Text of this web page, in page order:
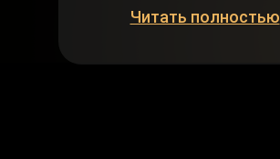
Читать полностью